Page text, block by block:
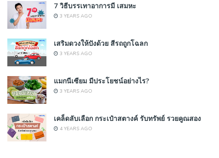
7 วิธีบรรเทาอาการมี เสมหะ
3 YEARS AGO
เสริมดวงให้ปังด้วย สีรถถูกโฉลก
3 YEARS AGO
แมกนีเซียม มีประโยชน์อย่างไร?
3 YEARS AGO
เคล็ดลับเลือก กระเป๋าสตางค์ รับทรัพย์ รวยคูณสอง
4 YEARS AGO